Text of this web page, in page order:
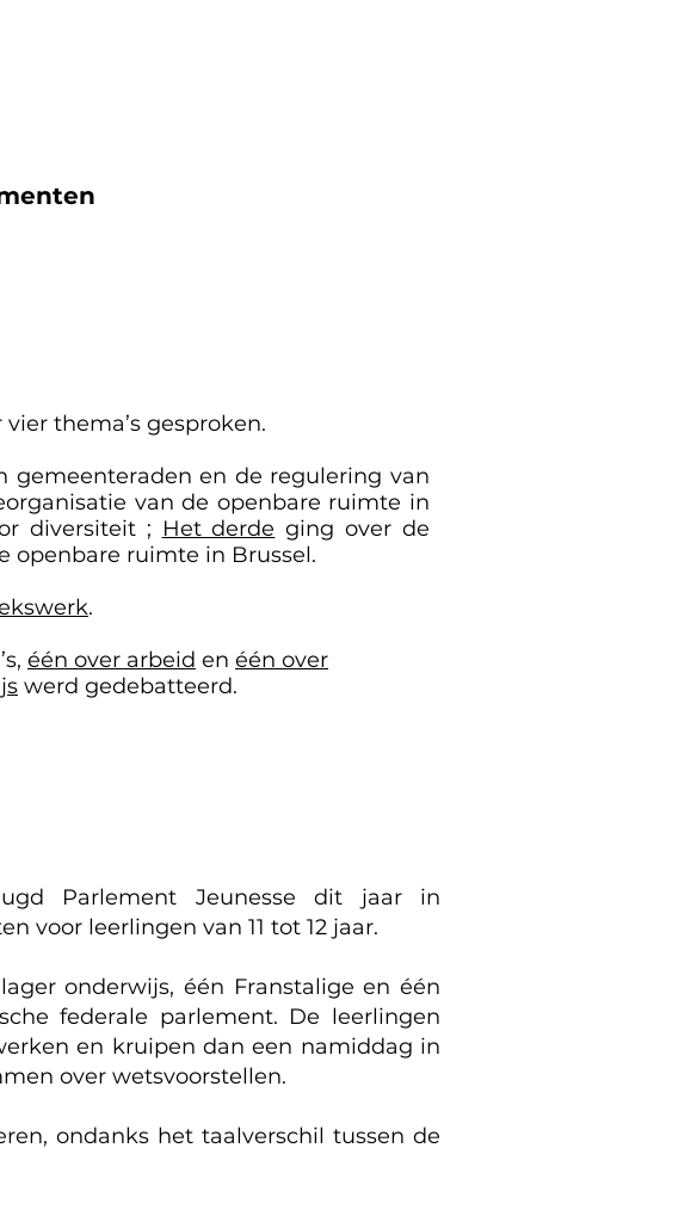
thema’s gesproken.
gemeenteraden en de regulering van
van de openbare ruimte in
diversiteit ; Het derde ging over de
openbare ruimte in Brussel.
.
één over arbeid en één over
werd gedebatteerd.
Parlement Jeunesse dit jaar in
voor leerlingen van 11 tot 12 jaar.
onderwijs, één Franstalige en één
federale parlement. De leerlingen
en kruipen dan een namiddag in
over wetsvoorstellen.
ondanks het taalverschil tussen de